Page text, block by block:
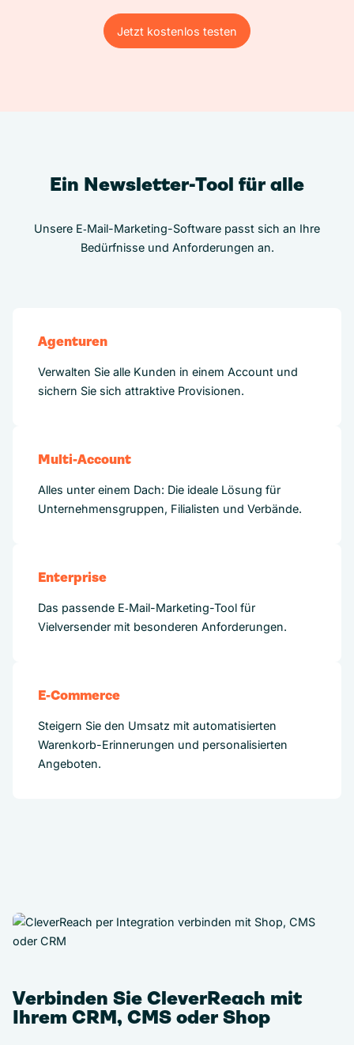
Jetzt kostenlos testen
Jetzt kostenlos testen
Ein Newsletter-Tool für alle
Unsere E‑Mail-Marketing-Software passt sich an Ihre
Bedürfnisse und Anforderungen an.
Agenturen
Verwalten Sie alle Kunden in einem Account und
sichern Sie sich attraktive Provisionen.
Multi-Account
Alles unter einem Dach: Die ideale Lösung für
Unternehmensgruppen, Filialisten und Verbände.
Enterprise
Das passende E‑Mail-Marketing-Tool für
Vielversender mit besonderen Anforderungen.
E-Commerce
Steigern Sie den Umsatz mit automatisierten
Warenkorb-Erinnerungen und personalisierten
Angeboten.
Verbinden Sie CleverReach mit
Ihrem CRM, CMS oder Shop